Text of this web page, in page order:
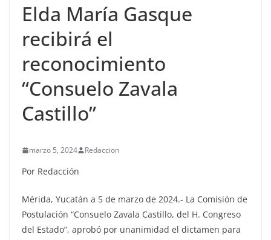
Elda María Gasque
recibirá el
reconocimiento
“Consuelo Zavala
Castillo”
marzo 5, 2024 Redaccion
Por Redacción
Mérida, Yucatán a 5 de marzo de 2024.- La Comisión de
Postulación “Consuelo Zavala Castillo, del H. Congreso
del Estado”, aprobó por unanimidad el dictamen para